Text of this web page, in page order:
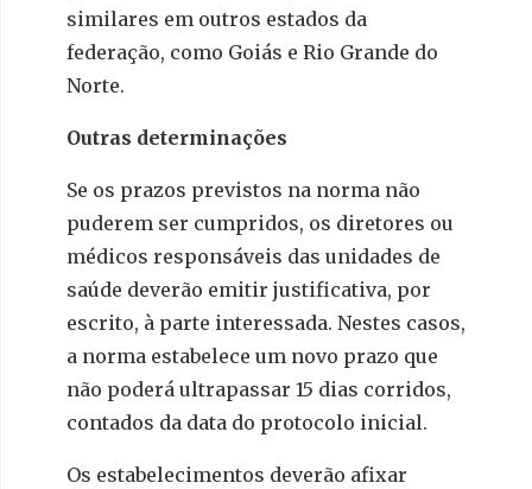
similares em outros estados da
federação, como Goiás e Rio Grande do
Norte.
Outras determinações
Se os prazos previstos na norma não
puderem ser cumpridos, os diretores ou
médicos responsáveis das unidades de
saúde deverão emitir justificativa, por
escrito, à parte interessada. Nestes casos,
a norma estabelece um novo prazo que
não poderá ultrapassar 15 dias corridos,
contados da data do protocolo inicial.
Os estabelecimentos deverão afixar